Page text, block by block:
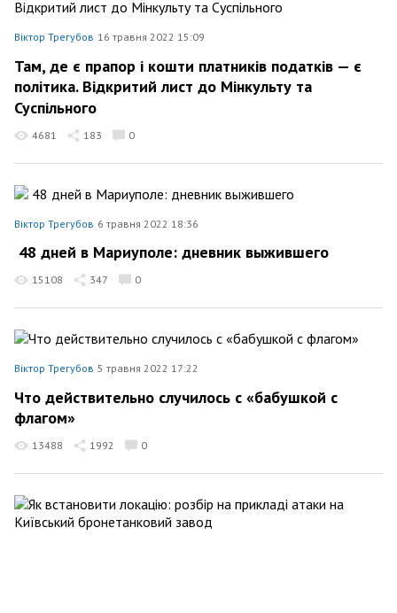
Віктор Трегубов 16 травня 2022 15:09
Там, де є прапор і кошти платників податків — є
політика. Відкритий лист до Мінкульту та
Суспільного
4681 183 0
Віктор Трегубов 6 травня 2022 18:36
48 дней в Мариуполе: дневник выжившего
15108 347 0
Віктор Трегубов 5 травня 2022 17:22
Что действительно случилось с «бабушкой с
флагом»
13488 1992 0